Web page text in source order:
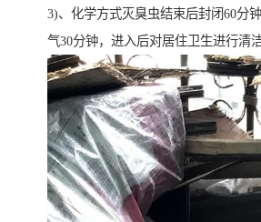
3)、化学方式灭臭虫结束后封闭60分
气30分钟，进入后对居住卫生进行清洁